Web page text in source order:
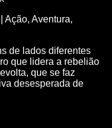
Ação, Aventura,
de lados diferentes
que lidera a rebelião
que se faz
desesperada de